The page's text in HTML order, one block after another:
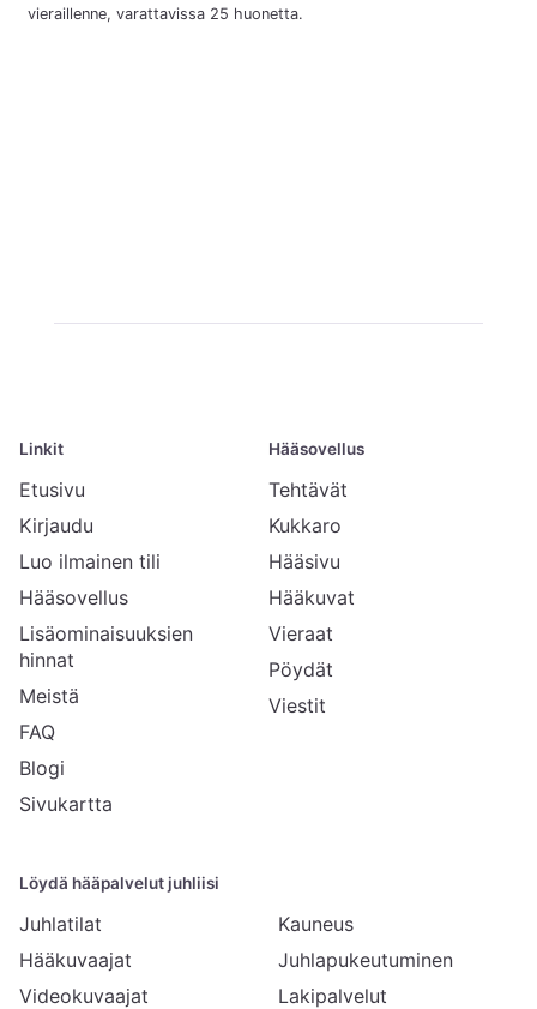
vieraillenne, varattavissa 25 huonetta.
Linkit
Etusivu
Kirjaudu
Luo ilmainen tili
Hääsovellus
Lisäominaisuuksien
hinnat
Meistä
FAQ
Blogi
Sivukartta
Hääsovellus
Tehtävät
Kukkaro
Hääsivu
Hääkuvat
Vieraat
Pöydät
Viestit
Löydä hääpalvelut juhliisi
Juhlatilat
Hääkuvaajat
Videokuvaajat
Kauneus
Juhlapukeutuminen
Lakipalvelut